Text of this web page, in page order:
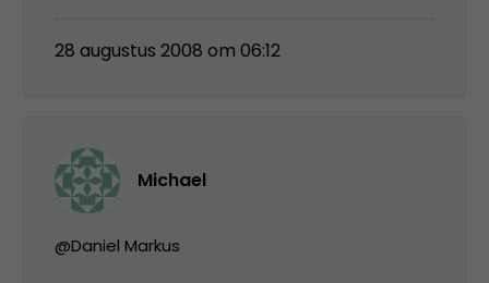
28 augustus 2008 om 06:12
Michael
@Daniel Markus